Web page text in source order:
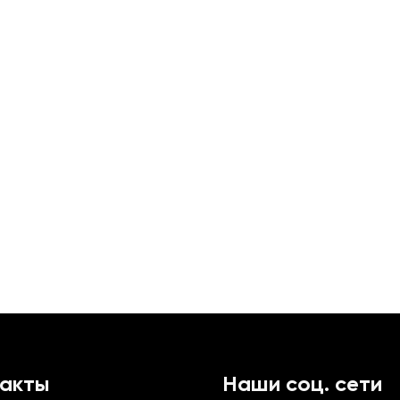
Наши соц. сети